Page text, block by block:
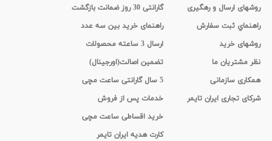
روشهای ارسال و رهگیری
راهنماي ثبت سفارش
روشهای خرید
نظر مشتریان ما
همکاری سازمانی
شرکای تجاری ایران تایمر
گارانتی 30 روز ضمانت بازگشت
راهنمای خرید بین سه عدد
ارسال 3 ساعته محصولات
تضمین اصالت(اورجینال)
5 سال گارانتی ساعت مچی
خدمات پس از فروش
خرید اقساطی ساعت مچی
کارت هدیه ایران تایمر